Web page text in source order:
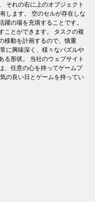
それの右に上のオブジェクト
します。 空のセルが存在しな
の場を充填することです。
ことができます。 タスクの複
移動を計画するので、慎重
に興味深く、様々なパズルや
る形状。 当社のウェブサイト
、任意の心を持ってゲームプ
の良い日とゲームを持ってい